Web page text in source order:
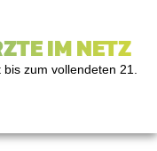
IM NETZ
zum vollendeten 21.